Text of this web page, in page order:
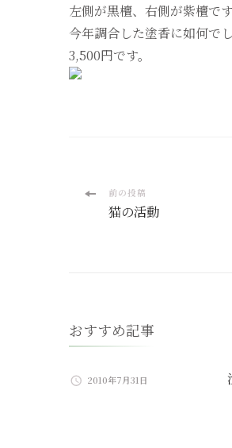
左側が黒檀、右側が紫檀で
今年調合した塗香に如何でし
3,500円です。
投
ゲ
ー
前の投稿
猫の活動
おすすめ記事
2010年7月31日